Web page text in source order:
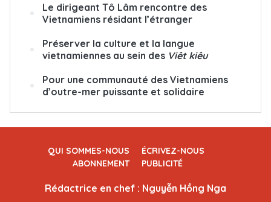
Le dirigeant Tô Lâm rencontre des
Vietnamiens résidant l’étranger
Préserver la culture et la langue
vietnamiennes au sein des Viêt kiêu
Pour une communauté des Vietnamiens
d’outre-mer puissante et solidaire
QUI SOMMES-NOUS
ÉCRIVEZ-NOUS
ABONNEMENT
PUBLICITÉ
Rédactrice en chef : Nguyễn Hồng Nga